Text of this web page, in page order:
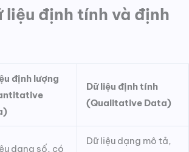
liệu định tính và định
định lượng
Dữ liệu định tính
(Qualitative Data)
dạng số, có
Dữ liệu dạng mô tả,